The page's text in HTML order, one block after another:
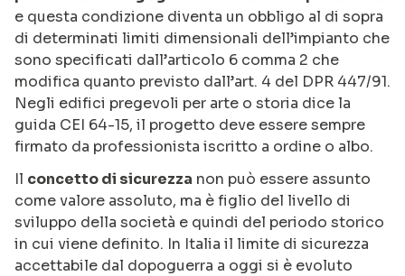
e questa condizione diventa un obbligo al di sopra
di determinati limiti dimensionali dell’impianto che
sono specificati dall’articolo 6 comma 2 che
modifica quanto previsto dall’art. 4 del DPR 447/91.
Negli edifici pregevoli per arte o storia dice la
guida CEI 64-15, il progetto deve essere sempre
firmato da professionista iscritto a ordine o albo.
Il concetto di sicurezza non può essere assunto
come valore assoluto, ma è figlio del livello di
sviluppo della società e quindi del periodo storico
in cui viene definito. In Italia il limite di sicurezza
accettabile dal dopoguerra a oggi si è evoluto